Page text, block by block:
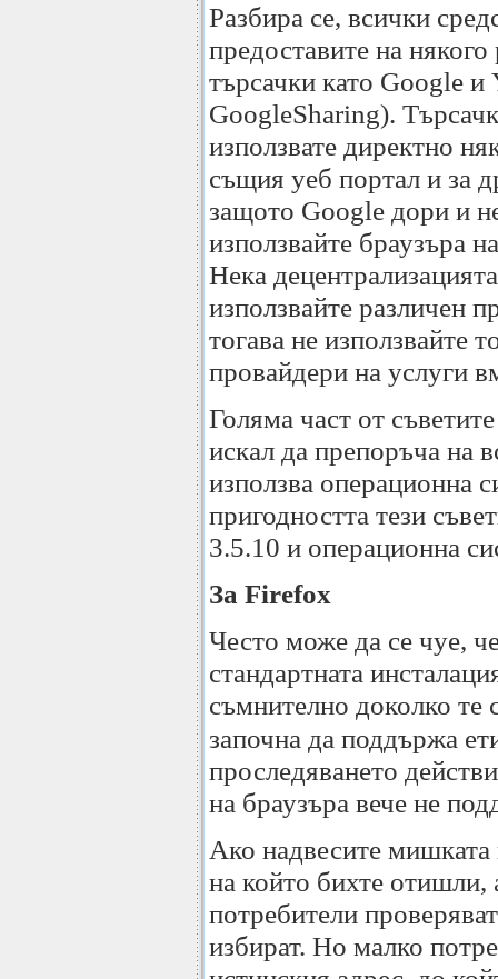
Разбира се, всички
предоставите на
търсачки като Google
GoogleSharing).
използвате директно
същия уеб портал и за
защото Google дори и
използвайте браузъра
Нека
използвайте различен
тогава не използвайте
провайдери на услуги
Голяма част от
искал да препоръча на
използва операционна
пригодността тези
3.5.10 и операционна
За Firefox
Често може да се чуе,
стандартната
съмнително доколко те
започна да поддържа
проследяването
на браузъра вече не
Ако надвесите мишката
на който бихте отишли,
потребители
избират. Но малко